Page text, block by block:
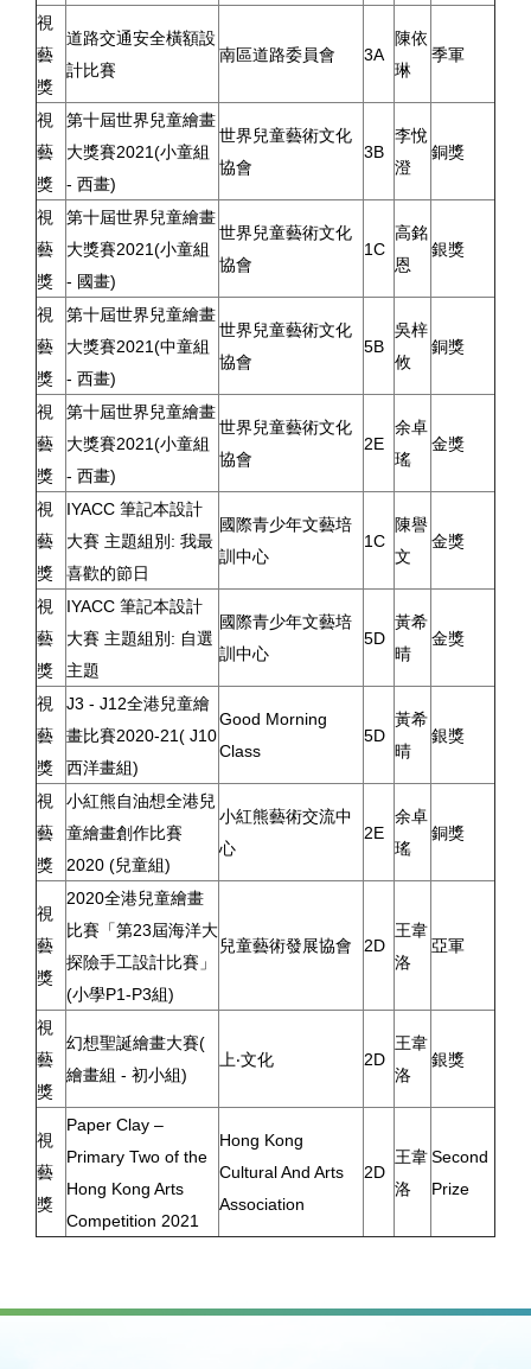
視
藝
獎
道路交通安全橫額設
計比賽
南區道路委員會 3A
陳依
琳
季軍
視
藝
獎
第十屆世界兒童繪畫
大獎賽2021(小童組
- 西畫)
世界兒童藝術文化
協會
3B
李悅
澄
銅獎
視
藝
獎
第十屆世界兒童繪畫
大獎賽2021(小童組
- 國畫)
世界兒童藝術文化
協會
1C
高銘
恩
銀獎
視
藝
獎
第十屆世界兒童繪畫
大獎賽2021(中童組
- 西畫)
世界兒童藝術文化
協會
5B
吳梓
攸
銅獎
視
藝
獎
第十屆世界兒童繪畫
大獎賽2021(小童組
- 西畫)
世界兒童藝術文化
協會
2E
余卓
瑤
金獎
視
藝
獎
IYACC 筆記本設計
大賽 主題組別: 我最
喜歡的節日
國際青少年文藝培
訓中心
1C
陳譽
文
金獎
視
藝
獎
IYACC 筆記本設計
大賽 主題組別: 自選
主題
國際青少年文藝培
訓中心
5D
黃希
晴
金獎
視
藝
獎
J3 - J12全港兒童繪
畫比賽2020-21( J10
西洋畫組)
Good Morning
Class
5D
黃希
晴
銀獎
視
藝
獎
小紅熊自油想全港兒
童繪畫創作比賽
2020 (兒童組)
小紅熊藝術交流中
心
2E
余卓
瑤
銅獎
視
藝
獎
2020全港兒童繪畫
比賽「第23屆海洋大
探險手工設計比賽」
(小學P1-P3組)
兒童藝術發展協會 2D
王韋
洛
亞軍
視
藝
獎
幻想聖誕繪畫大賽(
繪畫組 - 初小組)
上‧文化 2D
王韋
洛
銀獎
視
藝
獎
Paper Clay –
Primary Two of the
Hong Kong Arts
Competition 2021
Hong Kong
Cultural And Arts
Association
2D
王韋
洛
Second
Prize